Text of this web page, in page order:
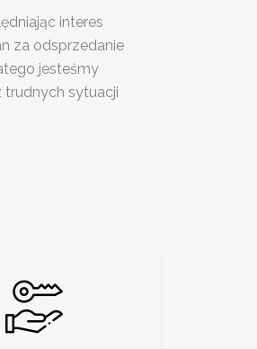
interes
za odsprzedanie
jesteśmy
trudnych sytuacji